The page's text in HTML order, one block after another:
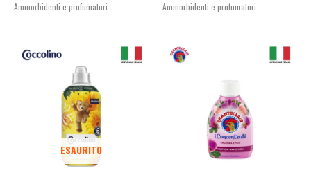
Ammorbidenti e profumatori Ammorbidenti e profumatori
ESAURITO